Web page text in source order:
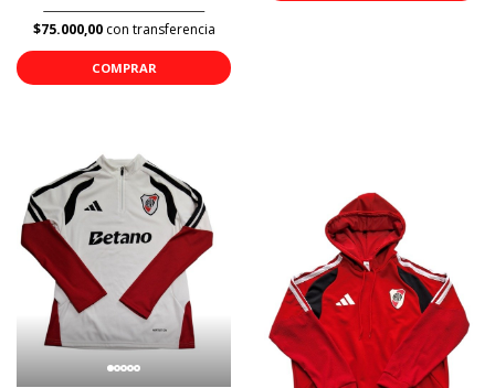
$75.000,00con transferencia
COMPRAR